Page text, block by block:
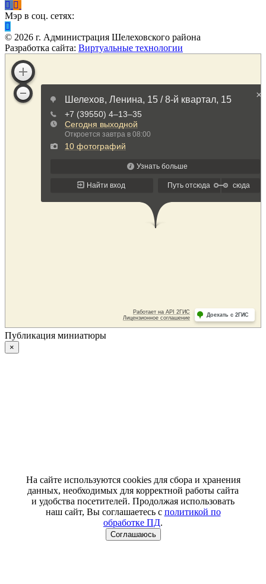
Мэр в соц. сетях:
© 2026 г. Администрация Шелеховского района
Разработка сайта: Виртуальные технологии
Публикация миниатюры
×
На сайте используются cookies для сбора и хранения
данных, необходимых для корректной работы сайта
и удобства посетителей. Продолжая использовать
наш сайт, Вы соглашаетесь с политикой по
обработке ПД.
Соглашаюсь